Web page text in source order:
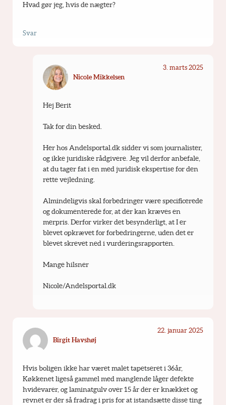
Hvad gør jeg, hvis de nægter?
Svar
Nicole Mikkelsen
3. marts 2025
Hej Berit
Tak for din besked.
Her hos Andelsportal.dk sidder vi som journalister,
og ikke juridiske rådgivere. Jeg vil derfor anbefale,
at du tager fat i en med juridisk ekspertise for den
rette vejledning.
Almindeligvis skal forbedringer være specificerede
og dokumenterede for, at der kan kræves en
merpris. Derfor virker det besynderligt, at I er
blevet opkrævet for forbedringerne, uden det er
blevet skrevet ned i vurderingsrapporten.
Mange hilsner
Nicole/Andelsportal.dk
Birgit Havshøj
22. januar 2025
Hvis boligen ikke har været malet tapetseret i 36år,
Køkkenet ligeså gammel med manglende låger defekte
hvidevarer, og laminatgulv over 15 år der er knækket og
revnet er der så fradrag i pris for at istandsætte disse ting